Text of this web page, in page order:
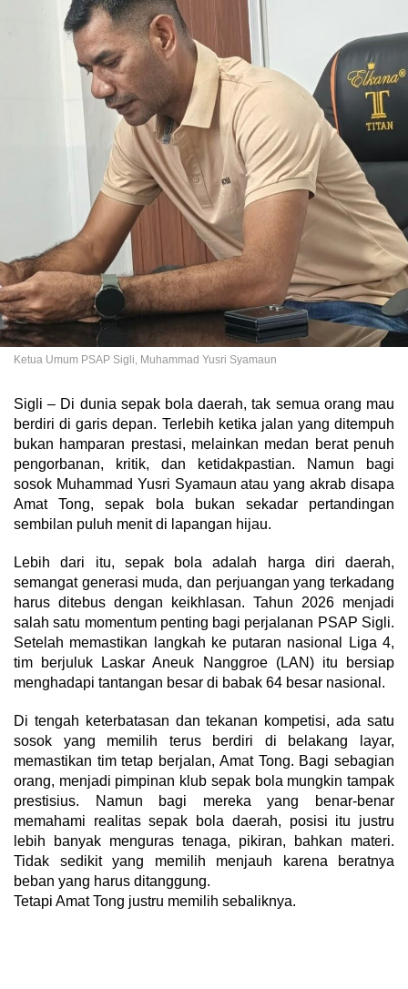
Ketua Umum PSAP Sigli, Muhammad Yusri Syamaun
Sigli – Di dunia sepak bola daerah, tak semua orang mau
berdiri di garis depan. Terlebih ketika jalan yang ditempuh
bukan hamparan prestasi, melainkan medan berat penuh
pengorbanan, kritik, dan ketidakpastian. Namun bagi
sosok Muhammad Yusri Syamaun atau yang akrab disapa
Amat Tong, sepak bola bukan sekadar pertandingan
sembilan puluh menit di lapangan hijau.
Lebih dari itu, sepak bola adalah harga diri daerah,
semangat generasi muda, dan perjuangan yang terkadang
harus ditebus dengan keikhlasan. Tahun 2026 menjadi
salah satu momentum penting bagi perjalanan PSAP Sigli.
Setelah memastikan langkah ke putaran nasional Liga 4,
tim berjuluk Laskar Aneuk Nanggroe (LAN) itu bersiap
menghadapi tantangan besar di babak 64 besar nasional.
Di tengah keterbatasan dan tekanan kompetisi, ada satu
sosok yang memilih terus berdiri di belakang layar,
memastikan tim tetap berjalan, Amat Tong. Bagi sebagian
orang, menjadi pimpinan klub sepak bola mungkin tampak
prestisius. Namun bagi mereka yang benar-benar
memahami realitas sepak bola daerah, posisi itu justru
lebih banyak menguras tenaga, pikiran, bahkan materi.
Tidak sedikit yang memilih menjauh karena beratnya
beban yang harus ditanggung.
Tetapi Amat Tong justru memilih sebaliknya.